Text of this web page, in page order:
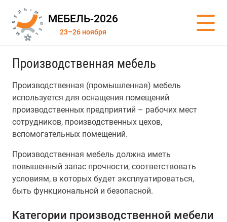
МЕБЕЛЬ-2026
23–26 ноября
Производственная мебель
Производственная (промышленная) мебель
используется для оснащения помещений
производственных предприятий – рабочих мест
сотрудников, производственных цехов,
вспомогательных помещений.
Производственная мебель должна иметь
повышенный запас прочности, соответствовать
условиям, в которых будет эксплуатироваться,
быть функциональной и безопасной.
Категории производственной мебели